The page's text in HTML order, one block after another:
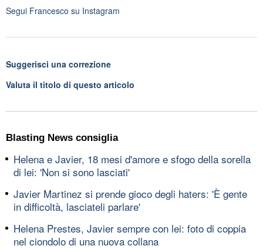
Segui Francesco su Instagram
Suggerisci una correzione
Valuta il titolo di questo articolo
Blasting News consiglia
Helena e Javier, 18 mesi d'amore e sfogo della sorella
di lei: 'Non si sono lasciati'
Javier Martinez si prende gioco degli haters: 'È gente
in difficoltà, lasciateli parlare'
Helena Prestes, Javier sempre con lei: foto di coppia
nel ciondolo di una nuova collana